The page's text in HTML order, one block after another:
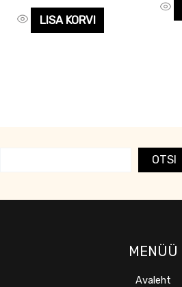
LISA KORVI
OTSI
MENÜÜ
Avaleht